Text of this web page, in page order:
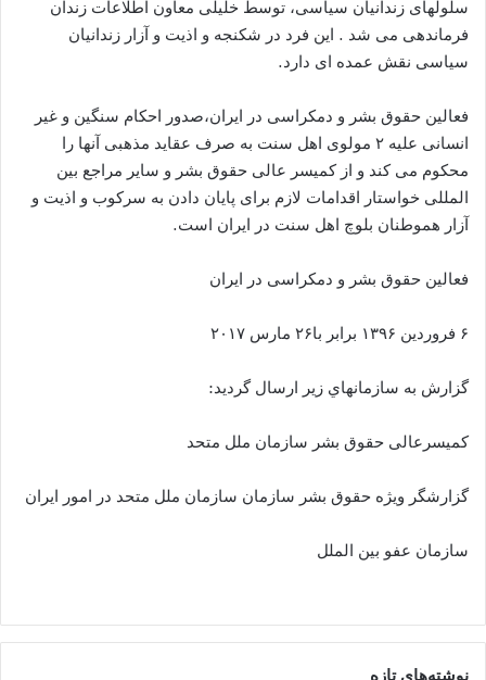
سلولهای زندانیان سیاسی، توسط خلیلی معاون اطلاعات زندان
فرماندهی می شد . این فرد در شکنجه و اذیت و آزار زندانیان
سیاسی نقش عمده ای دارد.
فعالین حقوق بشر و دمکراسی در ایران،صدور احکام سنگین و غیر
انسانی علیه ۲ مولوی اهل سنت به صرف عقاید مذهبی آنها را
محکوم می کند و از کمیسر عالی حقوق بشر و سایر مراجع بین
المللی خواستار اقدامات لازم برای پایان دادن به سرکوب و اذیت و
آزار هموطنان بلوچ اهل سنت در ایران است.
فعالین حقوق بشر و دمکراسی در ایران
۶ فروردین ۱۳۹۶ برابر با۲۶ مارس ۲۰۱۷
گزارش به سازمانهاي زير ارسال گرديد:
كميسرعالى حقوق بشر سازمان ملل متحد
گزارشگر ويژه حقوق بشر سازمان سازمان ملل متحد در امور ایران
سازمان عفو بين الملل
نوشته‌های تازه